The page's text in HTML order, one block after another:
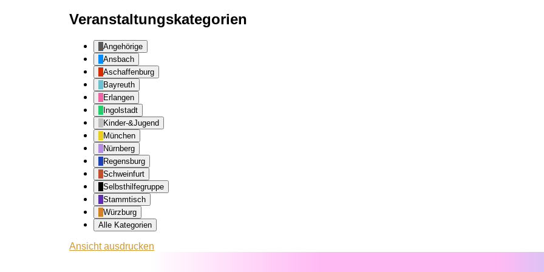
Veranstaltungskategorien
Angehörige
Ansbach
Aschaffenburg
Bayreuth
Erlangen
Ingolstadt
Kinder-&Jugend
München
Nürnberg
Regensburg
Schweinfurt
Selbsthilfegruppe
Stammtisch
Würzburg
Alle Kategorien
Ansichtausdrucken